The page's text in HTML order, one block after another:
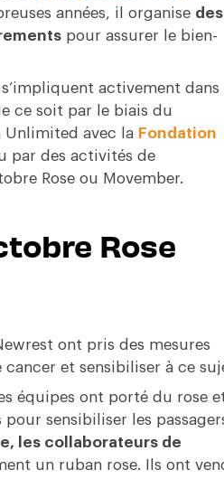
années, il organise des
pour assurer le bien-
activement dans
ce soit par le biais du
Unlimited avec la Fondation
par des activités de
Rose ou Movember.
Rose
ont pris des mesures
et sensibiliser à ce
équipes ont porté du rose
sensibiliser les
les collaborateurs de
un ruban rose. Ils ont